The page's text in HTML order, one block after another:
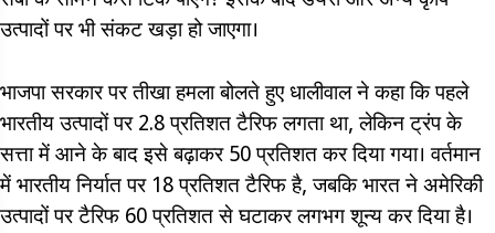
उत्पादों पर भी संकट खड़ा हो जाएगा।
भाजपा सरकार पर तीखा हमला बोलते हुए धालीवाल ने कहा कि पहले
भारतीय उत्पादों पर 2.8 प्रतिशत टैरिफ लगता था, लेकिन ट्रंप के
सत्ता में आने के बाद इसे बढ़ाकर 50 प्रतिशत कर दिया गया। वर्तमान
में भारतीय निर्यात पर 18 प्रतिशत टैरिफ है, जबकि भारत ने अमेरिकी
उत्पादों पर टैरिफ 60 प्रतिशत से घटाकर लगभग शून्य कर दिया है।